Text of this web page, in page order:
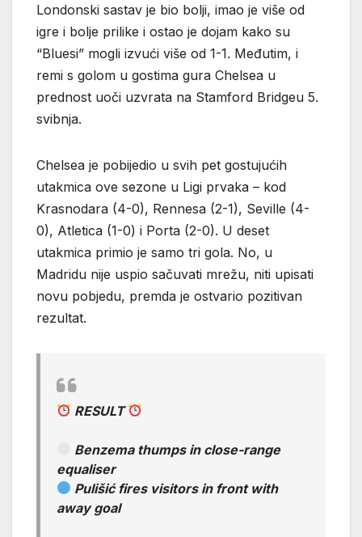
Londonski sastav je bio bolji, imao je više od
igre i bolje prilike i ostao je dojam kako su
“Bluesi” mogli izvući više od 1-1. Međutim, i
remi s golom u gostima gura Chelsea u
prednost uoči uzvrata na Stamford Bridgeu 5.
svibnja.
Chelsea je pobijedio u svih pet gostujućih
utakmica ove sezone u Ligi prvaka – kod
Krasnodara (4-0), Rennesa (2-1), Seville (4-
0), Atletica (1-0) i Porta (2-0). U deset
utakmica primio je samo tri gola. No, u
Madridu nije uspio sačuvati mrežu, niti upisati
novu pobjedu, premda je ostvario pozitivan
rezultat.
RESULT
Benzema thumps in close-range
equaliser
Pulišić fires visitors in front with
away goal